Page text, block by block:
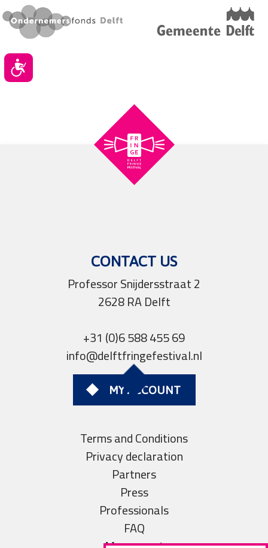
CONTACT US
Professor Snijdersstraat 2
2628 RA Delft
+31 (0)6 588 455 69
info@delftfringefestival.nl
MY ACCOUNT
Terms and Conditions
Privacy declaration
Partners
Press
Professionals
FAQ